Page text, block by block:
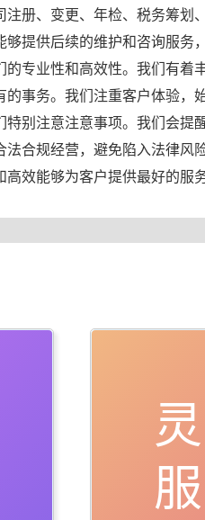
注册、变更、年检、税务筹划
够提供后续的维护和咨询服务
的专业性和高效性。我们有着
的事务。我们注重客户体验，
特别注意注意事项。我们会提
法合规经营，避免陷入法律风
高效能够为客户提供最好的服